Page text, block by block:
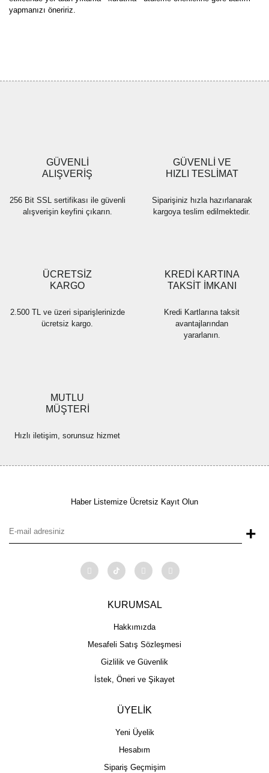
yapmanızı öneririz.
Ürün fiyatı diğer sitelerden daha pahalı.
Bu ürüne benzer farklı alternatifler olmalı.
GÜVENLİ
ALIŞVERİŞ
256 Bit SSL sertifikası ile güvenli
alışverişin keyfini çıkarın.
GÜVENLİ VE
HIZLI TESLİMAT
Siparişiniz hızla hazırlanarak
kargoya teslim edilmektedir.
ÜCRETSİZ
KARGO
2.500 TL ve üzeri siparişlerinizde
ücretsiz kargo.
KREDİ KARTINA
TAKSİT İMKANI
Kredi Kartlarına taksit
avantajlarından
yararlanın.
MUTLU
MÜŞTERİ
Hızlı iletişim, sorunsuz hizmet
Haber Listemize Ücretsiz Kayıt Olun
+
KURUMSAL
Hakkımızda
Mesafeli Satış Sözleşmesi
Gizlilik ve Güvenlik
İstek, Öneri ve Şikayet
ÜYELİK
Yeni Üyelik
Hesabım
Sipariş Geçmişim